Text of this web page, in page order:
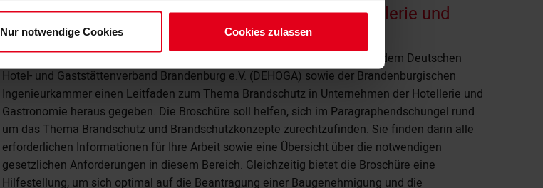
Nur notwendige Cookies Cookies zulassen
Broschüre "Brandschutz in Unternehmen der Hotellerie und
Gastronomie"
Die Industrie- und Handelskammer Ostbrandenburg hat in Kooperation mit dem Deutschen
Hotel- und Gaststättenverband Brandenburg e.V. (DEHOGA) sowie der Brandenburgischen
Ingenieurkammer einen Leitfaden zum Thema Brandschutz in Unternehmen der Hotellerie und
Gastronomie heraus gegeben. Die Broschüre soll helfen, sich im Paragraphendschungel rund
um das Thema Brandschutz und Brandschutzkonzepte zurechtzufinden. Sie finden darin alle
erforderlichen Informationen für Ihre Arbeit sowie eine Übersicht über die notwendigen
gesetzlichen Anforderungen in diesem Bereich. Gleichzeitig bietet die Broschüre eine
Hilfestellung, um sich optimal auf die Beantragung einer Baugenehmigung und die